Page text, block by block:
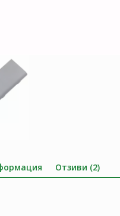
Отзиви (2)